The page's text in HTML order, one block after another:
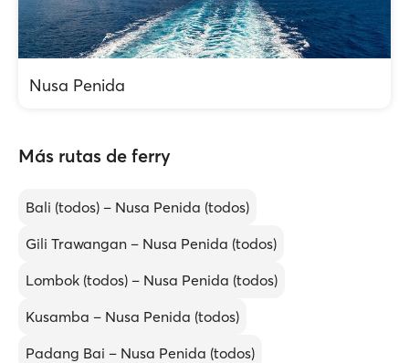
Nusa Penida
Más rutas de ferry
Bali (todos) – Nusa Penida (todos)
Gili Trawangan – Nusa Penida (todos)
Lombok (todos) – Nusa Penida (todos)
Kusamba – Nusa Penida (todos)
Padang Bai – Nusa Penida (todos)